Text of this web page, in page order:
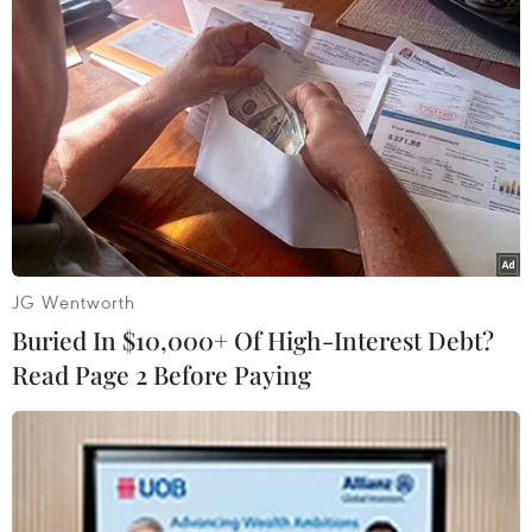
Chia sẻ với phóng viên về hiệu quả của "giống
lúa chống mặn," ông Trần Văn Tường, Chủ
nhiệm Hợp tác xã Hùng Tiến, xã Giao Tiến chia
sẻ: “Với trà lúa RVT, hiện nay năng suất có
những ruộng trên địa bàn đã đạt trên
200kg/sào. Nhờ đó, bà con dường như đã không
phải lo lắng khi đất ruộng bị nhiễm mặn.”
JG Wentworth
Buried In $10,000+ Of High-Interest Debt?
Read Page 2 Before Paying